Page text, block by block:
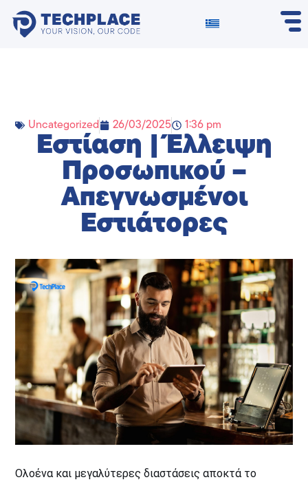
Uncategorized 26/03/2025 1:36 pm
Εστίαση | Έλλειψη
Προσωπικού –
Απεγνωσμένοι
Εστιάτορες
Ολοένα και μεγαλύτερες διαστάσεις αποκτά το